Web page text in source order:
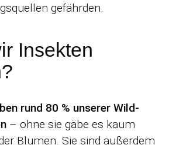
gefährden.
Insekten
rund 80 % unserer Wild-
– ohne sie gäbe es kaum
Blumen. Sie sind außerdem